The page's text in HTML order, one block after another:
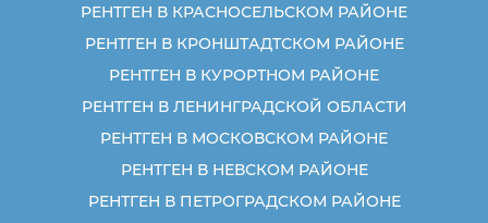
РЕНТГЕН В КРАСНОСЕЛЬСКОМ РАЙОНЕ
РЕНТГЕН В КРОНШТАДТСКОМ РАЙОНЕ
РЕНТГЕН В КУРОРТНОМ РАЙОНЕ
РЕНТГЕН В ЛЕНИНГРАДСКОЙ ОБЛАСТИ
РЕНТГЕН В МОСКОВСКОМ РАЙОНЕ
РЕНТГЕН В НЕВСКОМ РАЙОНЕ
РЕНТГЕН В ПЕТРОГРАДСКОМ РАЙОНЕ